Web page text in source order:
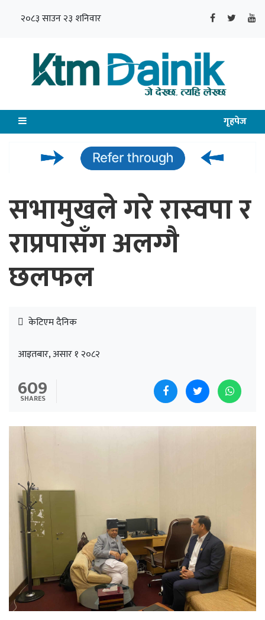
२०८३ साउन २३ शनिवार
गृहपेज
सभामुखले गरे रास्वपा र
राप्रपासँग अलग्गै
छलफल
केटिएम दैनिक
आइतबार, असार १ २०८२
609
SHARES